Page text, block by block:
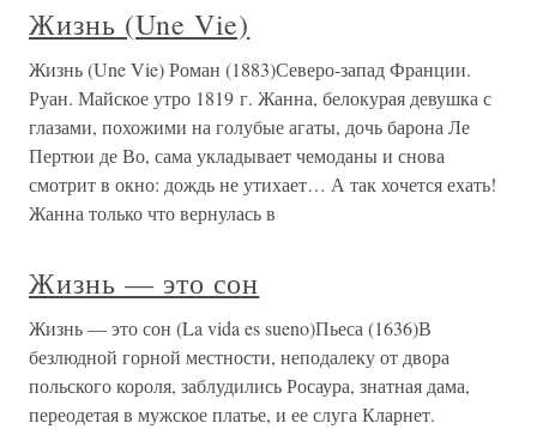
Жизнь (Une Vie)
Жизнь (Une Vie) Роман (1883)Северо-запад Франции.
Руан. Майское утро 1819 г. Жанна, белокурая девушка с
глазами, похожими на голубые агаты, дочь барона Ле
Пертюи де Во, сама укладывает чемоданы и снова
смотрит в окно: дождь не утихает… А так хочется ехать!
Жанна только что вернулась в
Жизнь — это сон
Жизнь — это сон (La vida es sueno)Пьеса (1636)В
безлюдной горной местности, неподалеку от двора
польского короля, заблудились Росаура, знатная дама,
переодетая в мужское платье, и ее слуга Кларнет.